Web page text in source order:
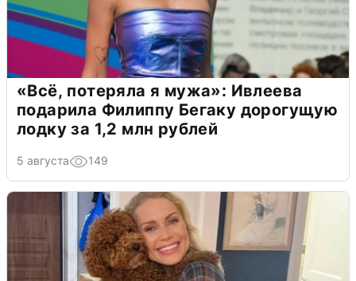
«Всё, потеряла я мужа»: Ивлеева
подарила Филиппу Бегаку дорогущую
лодку за 1,2 млн рублей
5 августа 149